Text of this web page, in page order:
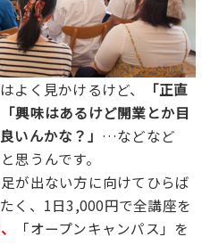
よく見かけるけど、
「正直
「興味はあるけど開業とか目
いんかな？」 …などなど
思うんです。
が出ない方に向けてひらば
く、1日3,000円で全講座を
「オープンキャンパス」を